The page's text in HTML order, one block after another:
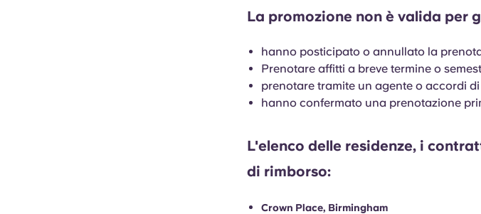
La promozione non è valida per
hanno posticipato o annullato la
Prenotare affitti a breve termine o
prenotare tramite un agente o accordi
hanno confermato una prenotazione
L'elenco delle residenze, i
di rimborso:
Crown Place, Birmingham